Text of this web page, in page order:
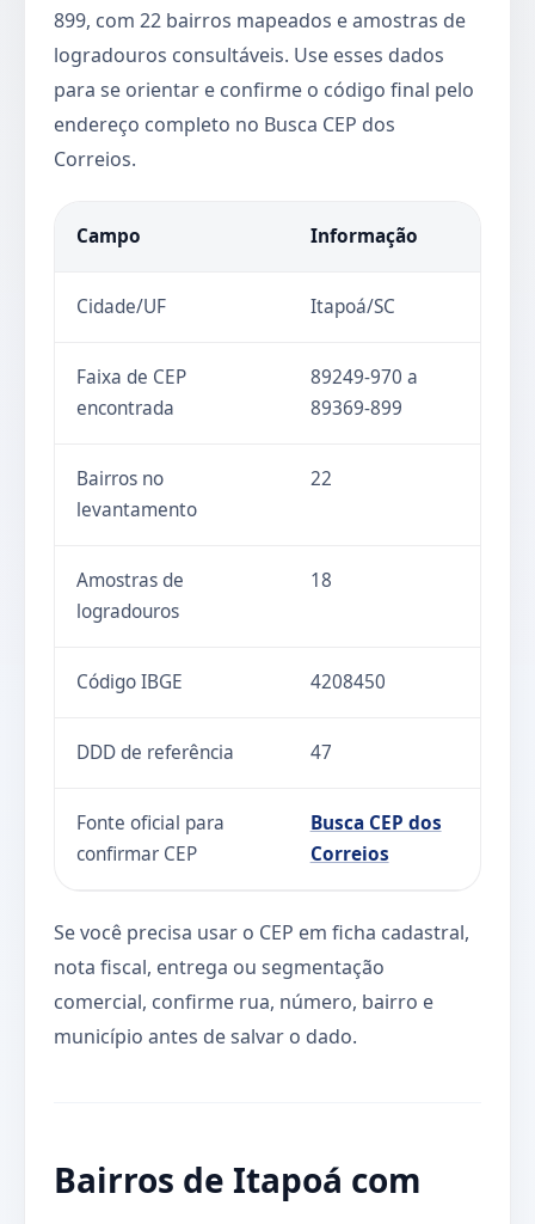
899, com 22 bairros mapeados e amostras de
logradouros consultáveis. Use esses dados
para se orientar e confirme o código final pelo
endereço completo no Busca CEP dos
Correios.
Campo Informação
Cidade/UF Itapoá/SC
Faixa de CEP
encontrada
89249-970 a
89369-899
Bairros no
levantamento
22
Amostras de
logradouros
18
Código IBGE 4208450
DDD de referência 47
Fonte oficial para
confirmar CEP
Busca CEP dos
Correios
Se você precisa usar o CEP em ficha cadastral,
nota fiscal, entrega ou segmentação
comercial, confirme rua, número, bairro e
município antes de salvar o dado.
Bairros de Itapoá com